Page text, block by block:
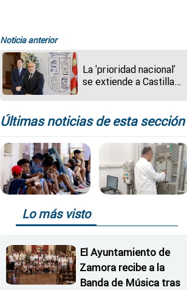
Noticia anterior
La 'prioridad nacional'
se extiende a Castilla
Últimas noticias de esta sección
Lo más visto
El Ayuntamiento de
Zamora recibe a la
Banda de Música tras